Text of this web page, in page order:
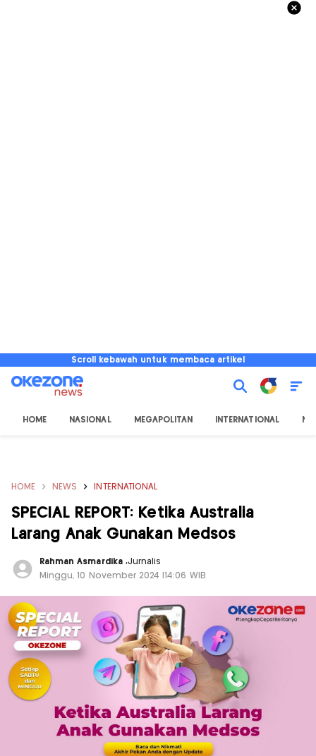
Scroll kebawah untuk membaca artikel
HOME NASIONAL MEGAPOLITAN INTERNATIONAL
HOME NEWS INTERNATIONAL
SPECIAL REPORT: Ketika Australia
Larang Anak Gunakan Medsos
Rahman Asmardika ,Jurnalis
Minggu, 10 November 2024 |14:06 WIB